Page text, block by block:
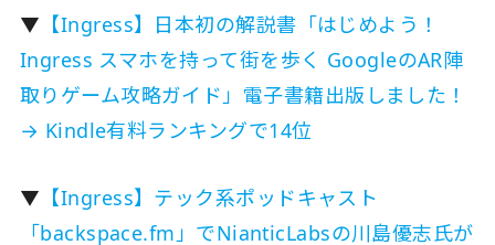
▼ 【Ingress】日本初の解説書「はじめよう！
Ingress スマホを持って街を歩く GoogleのAR陣
取りゲーム攻略ガイド」電子書籍出版しました！
→ Kindle有料ランキングで14位
▼ 【Ingress】テック系ポッドキャスト
「backspace.fm」でNianticLabsの川島優志氏が